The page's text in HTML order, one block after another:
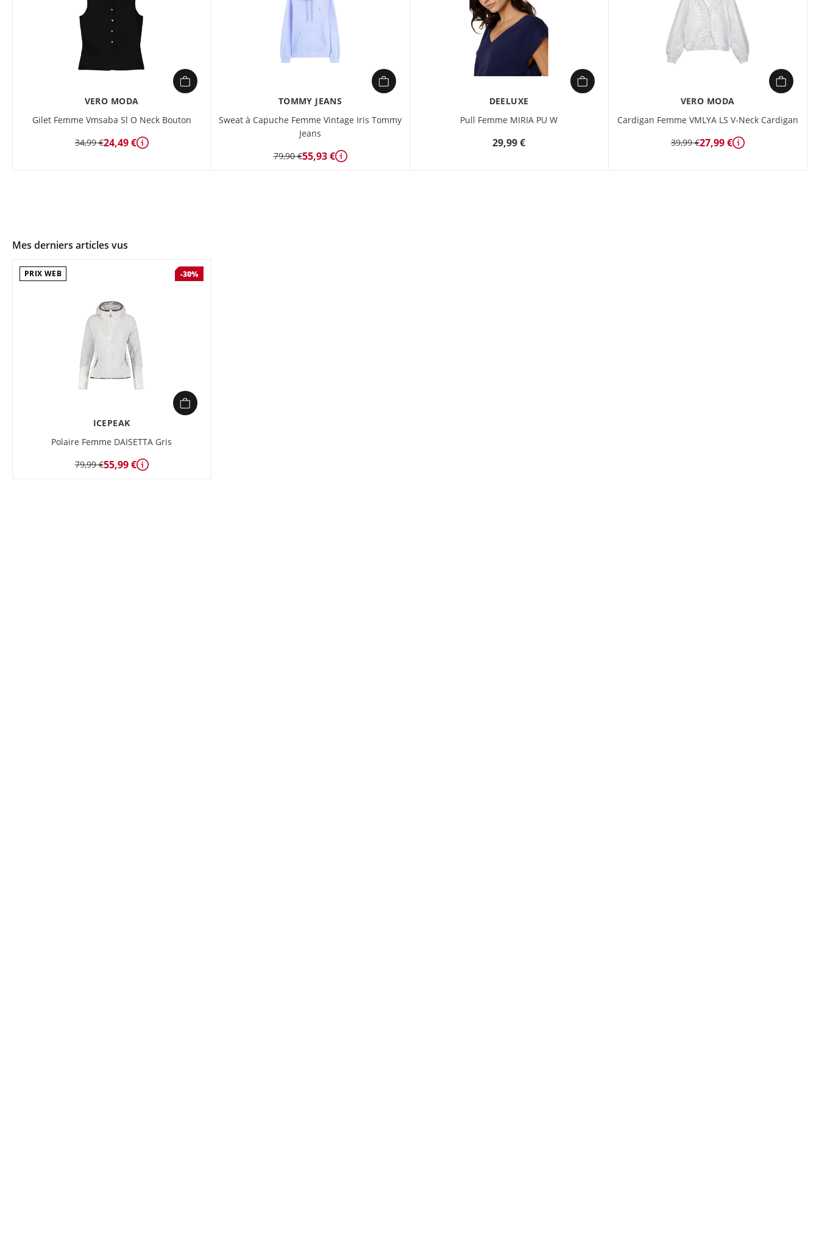
VERO MODA
Gilet Femme Vmsaba Sl O Neck Bouton
34,99 €24,49 € Détails
TOMMY JEANS
Sweat à Capuche Femme Vintage Iris Tommy
Jeans
79,90 €55,93 € Détails
DEELUXE
Pull Femme MIRIA PU W
29,99 €
VERO MODA
Cardigan Femme VMLYA LS V-Neck Cardigan
39,99 €27,99 € Détails
Mes derniers articles vus
PRIX WEB -30%
ICEPEAK
Polaire Femme DAISETTA Gris
79,99 €55,99 € Détails